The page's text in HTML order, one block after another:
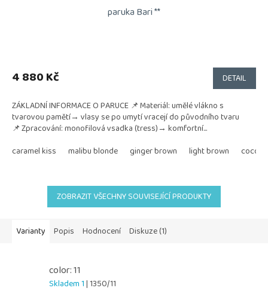
paruka Bari **
4 880 Kč DETAIL
ZÁKLADNÍ INFORMACE O PARUCE 📌 Materiál: umělé vlákno s
tvarovou pamětí→ vlasy se po umytí vracejí do původního tvaru
📌 Zpracování: monofilová vsadka (tress)→ komfortní...
caramel kiss
malibu blonde ginger brown light brown
ZOBRAZIT VŠECHNY SOUVISEJÍCÍ PRODUKTY
Varianty Popis Hodnocení Diskuze (1)
color: 11
Skladem 1| 1350/11